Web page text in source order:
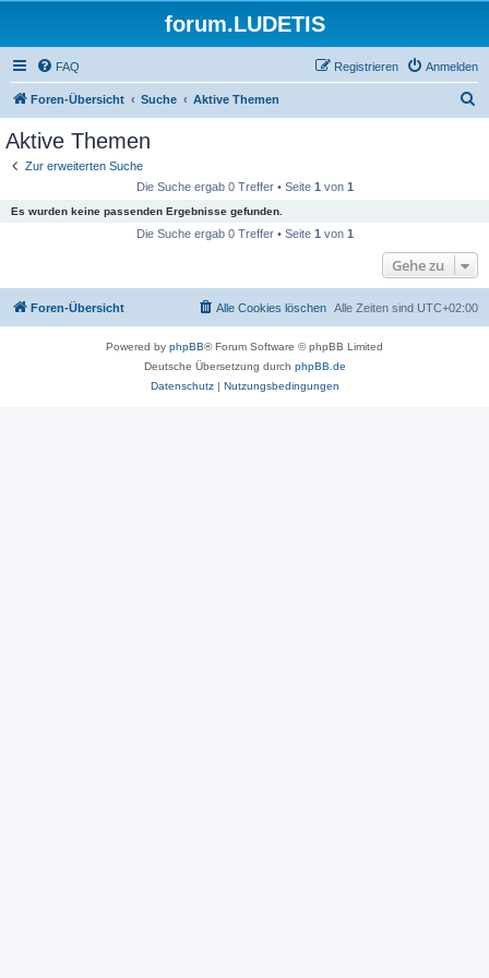
forum.LUDETIS
FAQ Anmelden
Registrieren
Foren-Übersicht Suche Aktive Themen
Aktive Themen
Zur erweiterten Suche
Die Suche ergab 0 Treffer • Seite 1 von 1
Es wurden keine passenden Ergebnisse gefunden.
Die Suche ergab 0 Treffer • Seite 1 von 1
Gehe zu
Foren-Übersicht Alle Zeiten sind UTC+02:00
Alle Cookies löschen
Powered by phpBB® Forum Software © phpBB Limited
Deutsche Übersetzung durch phpBB.de
Datenschutz| Nutzungsbedingungen